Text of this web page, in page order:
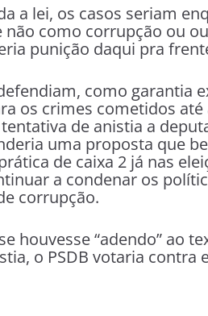
a lei, os casos seriam
não como corrupção ou
punição daqui pra
como garantia
os crimes cometidos
de anistia a
uma proposta que
de caixa 2 já nas
a condenar os
corrupção.
houvesse “adendo” ao
o PSDB votaria contra